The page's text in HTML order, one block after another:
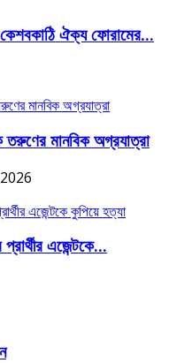
ঐক্য ফোরামের...
তরুণের মানবিক অগ্রযাত্রা
এজেন্টকে...